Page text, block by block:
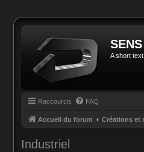
SENS
A short
Raccourcis FAQ
Accueil du forum Créations et
Industriel